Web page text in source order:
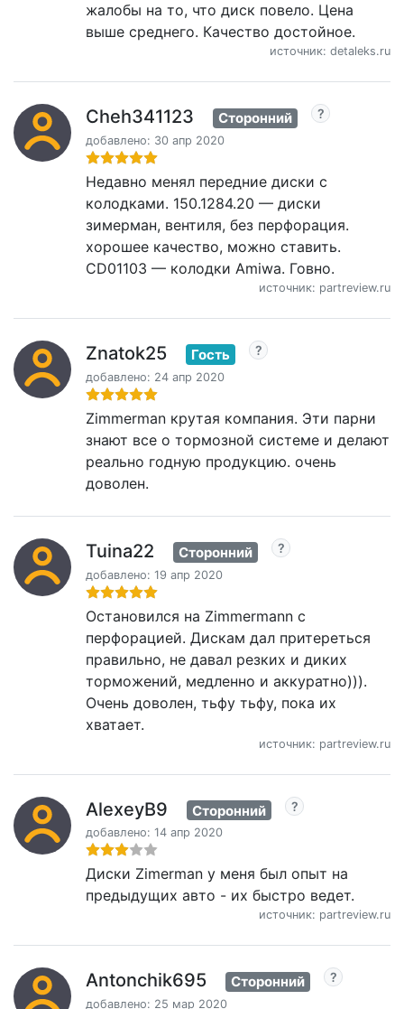
жалобы на то, что диск повело. Цена
выше среднего. Качество достойное.
источник: detaleks.ru
Cheh341123 Сторонний
добавлено: 30 апр 2020
Недавно менял передние диски с
колодками. 150.1284.20 — диски
зимерман, вентиля, без перфорация.
хорошее качество, можно ставить.
CD01103 — колодки Amiwa. Говно.
источник: partreview.ru
Znatok25 Гость
добавлено: 24 апр 2020
Zimmerman крутая компания. Эти парни
знают все о тормозной системе и делают
реально годную продукцию. очень
доволен.
Tuina22 Сторонний
добавлено: 19 апр 2020
Остановился на Zimmermann с
перфорацией. Дискам дал притереться
правильно, не давал резких и диких
торможений, медленно и аккуратно))).
Очень доволен, тьфу тьфу, пока их
хватает.
источник: partreview.ru
AlexeyB9 Сторонний
добавлено: 14 апр 2020
Диски Zimerman у меня был опыт на
предыдущих авто - их быстро ведет.
источник: partreview.ru
Antonchik695 Сторонний
добавлено: 25 мар 2020